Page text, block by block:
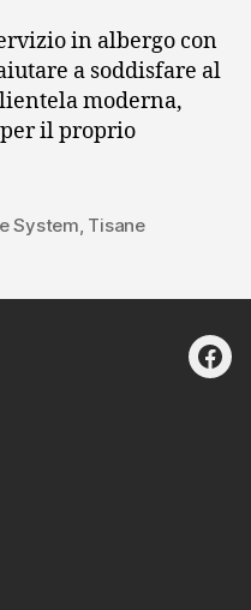
in albergo con
a soddisfare al
moderna,
il proprio
System, Tisane